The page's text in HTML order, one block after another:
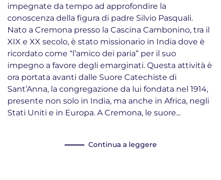
impegnate da tempo ad approfondire la
conoscenza della figura di padre Silvio Pasquali.
Nato a Cremona presso la Cascina Cambonino, tra il
XIX e XX secolo, è stato missionario in India dove è
ricordato come “l’amico dei paria” per il suo
impegno a favore degli emarginati. Questa attività è
ora portata avanti dalle Suore Catechiste di
Sant’Anna, la congregazione da lui fondata nel 1914,
presente non solo in India, ma anche in Africa, negli
Stati Uniti e in Europa. A Cremona, le suore...
Continua a leggere